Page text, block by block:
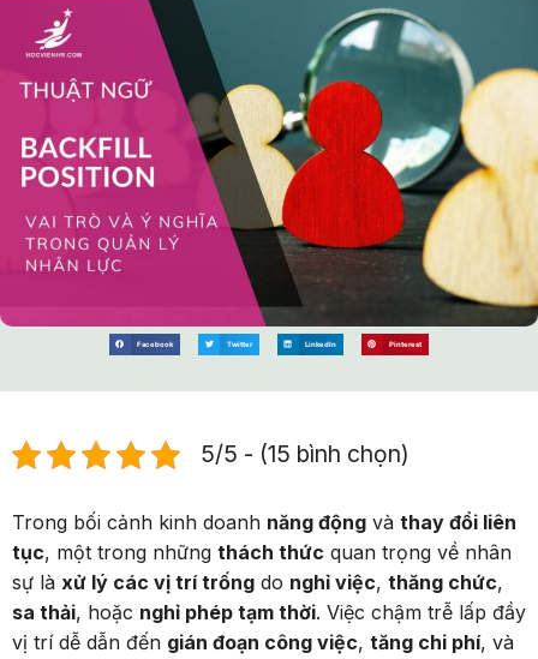
Facebook Twitter LinkedIn Pinterest
5/5 - (15 bình chọn)
Trong bối cảnh kinh doanh năng động và thay đổi liên
tục, một trong những thách thức quan trọng về nhân
sự là xử lý các vị trí trống do nghỉ việc, thăng chức,
sa thải, hoặc nghỉ phép tạm thời. Việc chậm trễ lấp đầy
vị trí dễ dẫn đến gián đoạn công việc, tăng chi phí, và